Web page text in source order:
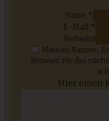
Saisonale Rezepte im Juli -
Lieblinge, die Ihr jetzt
Name *
E-Mail *
Webseite
Meinen Namen,
Browser für das
Hier einen